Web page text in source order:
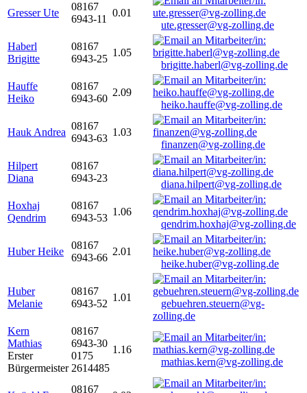
Gresser Ute
08167
6943-11
0.01
ute.gresser@vg-zolling.de
Haberl
Brigitte
08167
6943-25
1.05
brigitte.haberl@vg-zolling.de
Hauffe
Heiko
08167
6943-60
2.09
heiko.hauffe@vg-zolling.de
Hauk Andrea
08167
6943-63
1.03
finanzen@vg-zolling.de
Hilpert
Diana
08167
6943-23
diana.hilpert@vg-zolling.de
Hoxhaj
Qendrim
08167
6943-53
1.06
qendrim.hoxhaj@vg-zolling.de
Huber Heike
08167
6943-66
2.01
heike.huber@vg-zolling.de
Huber
Melanie
08167
6943-52
1.01
gebuehren.steuern@vg-
zolling.de
Kern
Mathias
Erster
Bürgermeister
08167
6943-30
0175
2614485
1.16
mathias.kern@vg-zolling.de
08167